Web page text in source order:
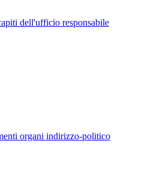
dell'ufficio responsabile
organi indirizzo-politico